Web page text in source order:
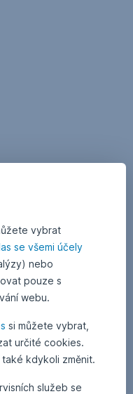
vybrat
se všemi účely
nebo
pouze s
webu.
si můžete vybrat,
určité cookies.
kdykoli změnit.
služeb se